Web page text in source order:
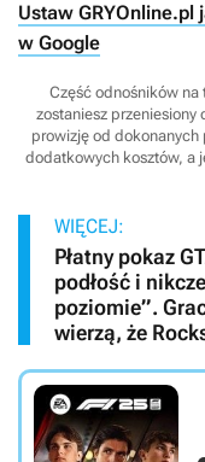
Ustaw GRYOnline.pl
w Google
Część odnośników
zostaniesz przeniesiony
prowizję od dokonanych
dodatkowych kosztów, a
WIĘCEJ:
Płatny pokaz
podłość i
poziomie”.
wierzą, że